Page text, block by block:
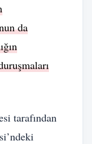
da
tarafından